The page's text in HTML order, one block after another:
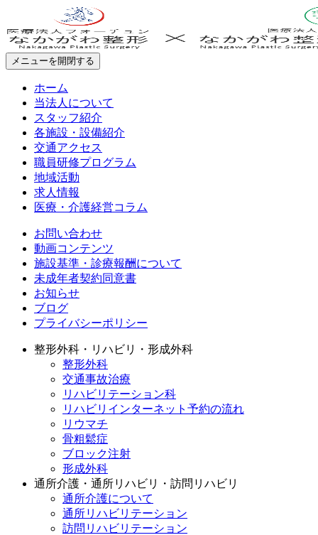
メニューを開閉する
ホーム
当法人について
スタッフ紹介
各施設・設備紹介
交通アクセス
職員研修プログラム
地域活動
求人情報
医療・介護経営コラム
お問い合わせ
動画コンテンツ
施設基準・診療報酬について
未成年者契約同意書
お知らせ
ブログ
プライバシーポリシー
整形外科・リハビリ・形成外科
整形外科
交通事故治療
リハビリテーション科
リハビリインターネット予約の流れ
リウマチ
骨粗鬆症
ブロック注射
形成外科
通所介護・通所リハビリ・訪問リハビリ
通所介護について
通所リハビリテーション
訪問リハビリテーション